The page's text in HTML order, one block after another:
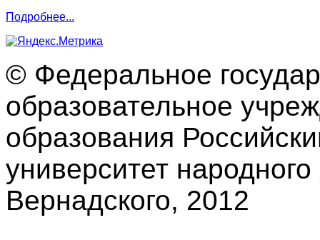
Подробнее...
© Федеральное
образовательное
образования
университет
Вернадского, 2012